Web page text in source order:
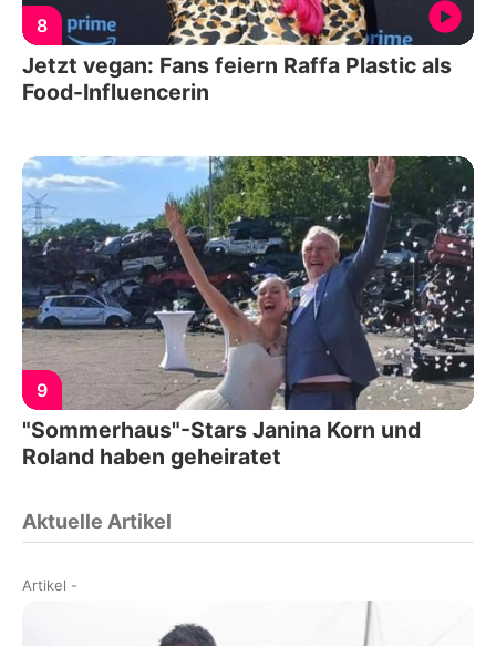
8
Jetzt vegan: Fans feiern Raffa Plastic als
Food-Influencerin
9
"Sommerhaus"-Stars Janina Korn und
Roland haben geheiratet
Aktuelle Artikel
Artikel -